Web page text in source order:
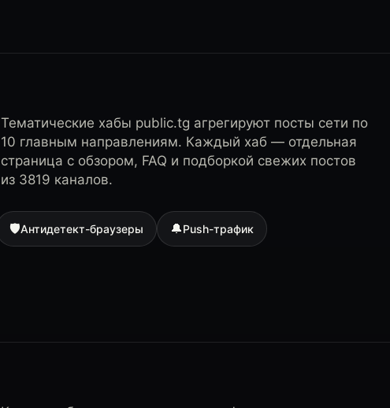
Тематические хабы public.tg агрегируют посты сети по
10 главным направлениям. Каждый хаб — отдельная
страница с обзором, FAQ и подборкой свежих постов
из 3819 каналов.
🛡Антидетект-браузеры 🔔Push-трафик